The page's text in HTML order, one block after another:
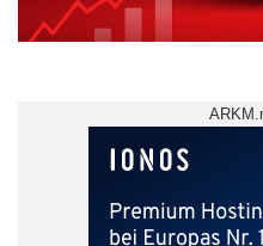
Hilde Schröteler-
ein. Sich selbst
bezeichnete Prof.in
Betonbauer“,
Symposiums